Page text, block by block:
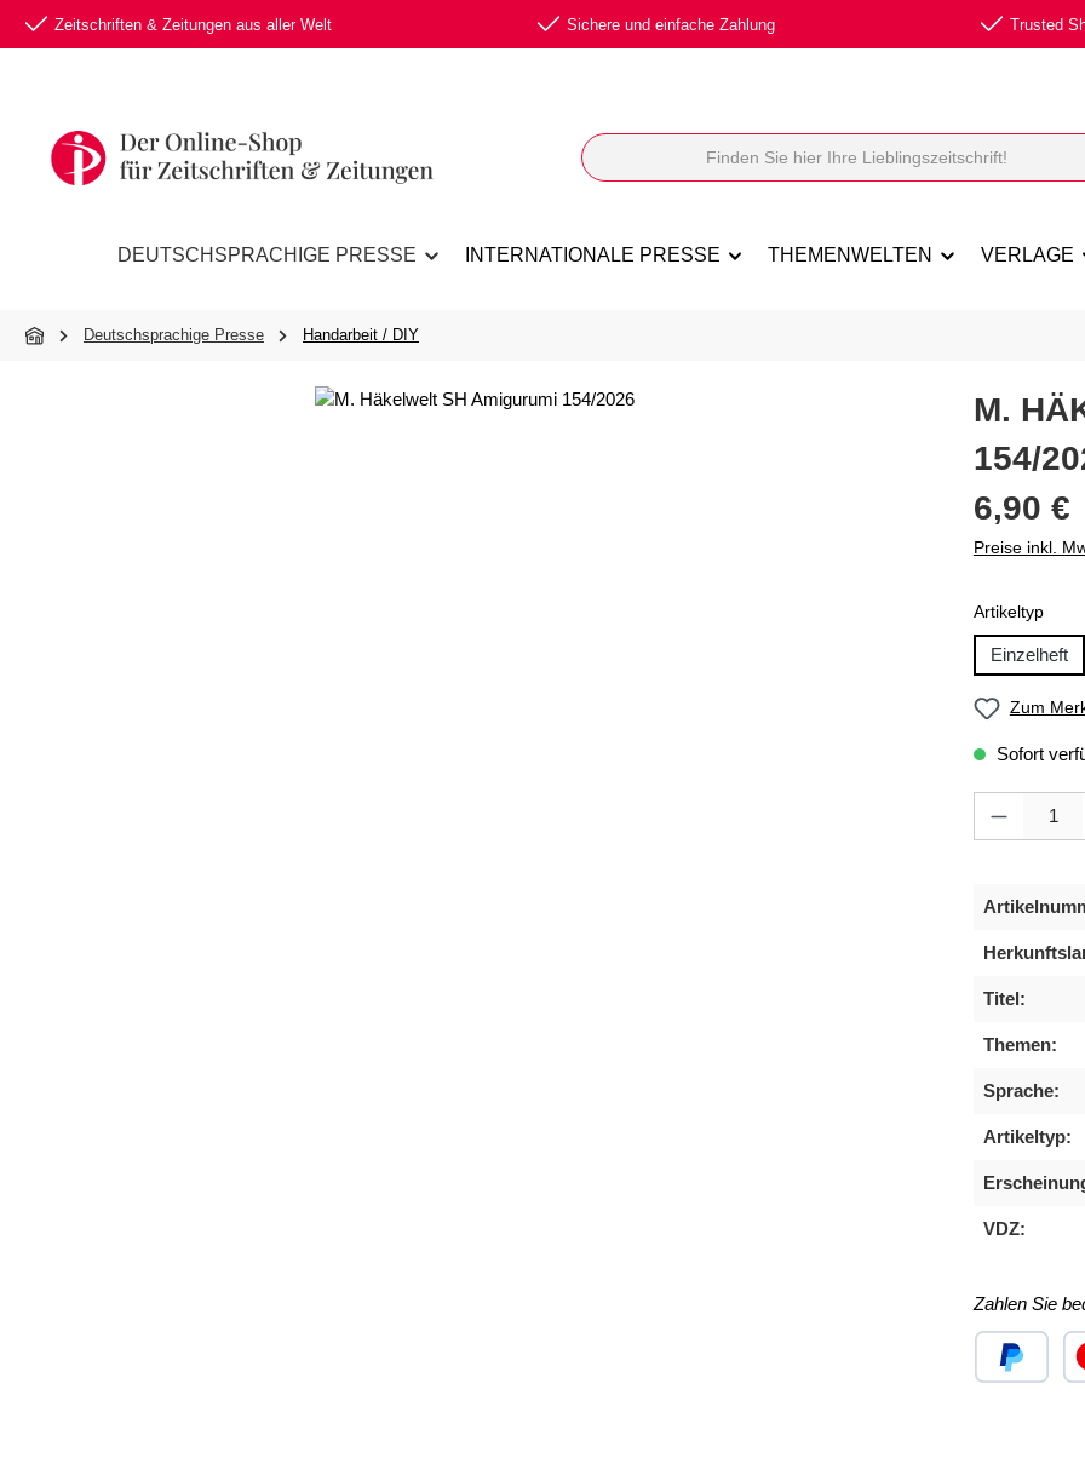
Hauptinhalt springen
Zur Suche springen
Zur Hauptnavigation springen
Zeitschriften & Zeitungen aus aller Welt Sichere und einfache Zahlung Trusted
DEUTSCHSPRACHIGE PRESSE INTERNATIONALE PRESSE THEMENWELTEN VERLAGE
Deutschsprachige Presse Handarbeit / DIY
M.
154/
Regulärer
6,90 €
Preise inkl.
Artikeltyp
Einzelheft
Zum
Sofort
Produkt
Titel:
Themen:
Sprache:
Artikeltyp:
VDZ:
Zahlen Sie